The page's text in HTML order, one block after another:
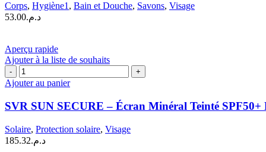
Corps, Hygiène1 , Bain et Douche, Savons, Visage
د.م.53.00
Aperçu rapide
Ajouter à la liste de souhaits
quantité
de
SUN
SECURE
Écran
Minéral
Ajouter au panier
SVR SUN SECURE – Écran Minéral Teinté SPF50+
Solaire, Protection solaire, Visage
د.م.185.32